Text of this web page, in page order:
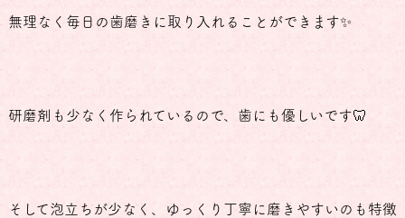
無理なく毎日の歯磨きに取り入れることができます✨
研磨剤も少なく作られているので、歯にも優しいです🦷
そして泡立ちが少なく、ゆっくり丁寧に磨きやすいのも特徴